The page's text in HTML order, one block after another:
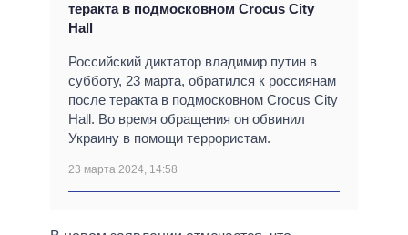
теракта в подмосковном Crocus City
Hall
Российский диктатор владимир путин в
субботу, 23 марта, обратился к россиянам
после теракта в подмосковном Crocus City
Hall. Во время обращения он обвинил
Украину в помощи террористам.
23 марта 2024, 14:58